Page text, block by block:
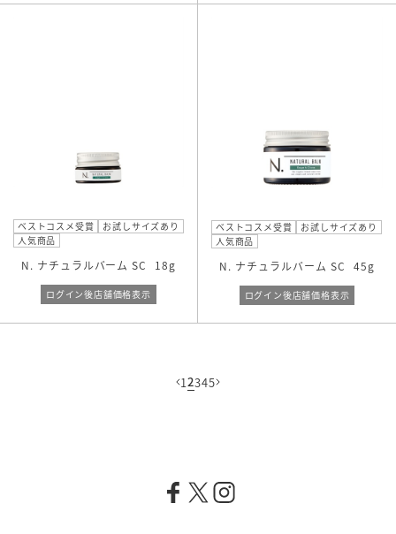
ベストコスメ受賞
お試しサイズあり
人気商品
N. ナチュラルバーム SC 18g
ログイン後店舗価格表示
ベストコスメ受賞
お試しサイズあり
人気商品
N. ナチュラルバーム SC 45g
ログイン後店舗価格表示
12345